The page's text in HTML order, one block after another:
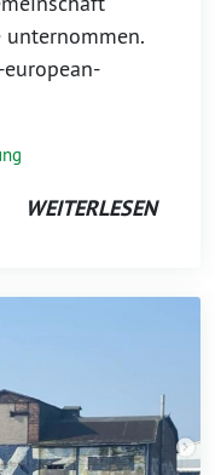
unternommen.
WEITERLESEN